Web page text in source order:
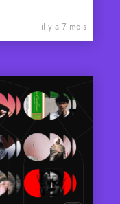
il y a 7 mois